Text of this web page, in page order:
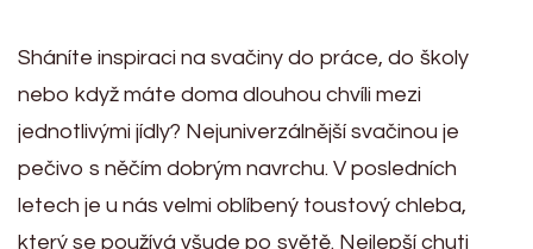
Sháníte inspiraci na svačiny do práce, do školy
nebo když máte doma dlouhou chvíli mezi
jednotlivými jídly? Nejuniverzálnější svačinou je
pečivo s něčím dobrým navrchu. V posledních
letech je u nás velmi oblíbený toustový chleba,
který se používá všude po světě. Nejlepší chuti